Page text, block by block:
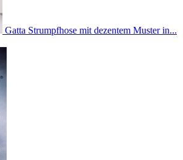
Gatta Strumpfhose mit dezentem Muster in...